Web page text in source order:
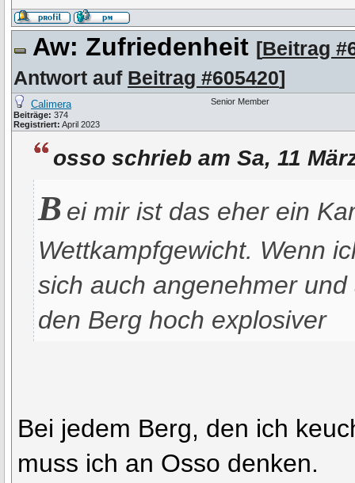
Aw: Zufriedenheit [Beitrag
Antwort auf Beitrag #605420]
Calimera
Beiträge: 374
Registriert: April 2023
Senior Member
osso schrieb am Sa, 11
B ei mir ist das eher ein
Wettkampfgewicht. Wenn
sich auch angenehmer
den Berg hoch explosiver
Bei jedem Berg, den ich
muss ich an Osso denken.